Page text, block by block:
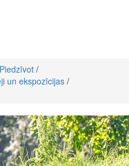
Piedzīvot /
un ekspozīcijas /